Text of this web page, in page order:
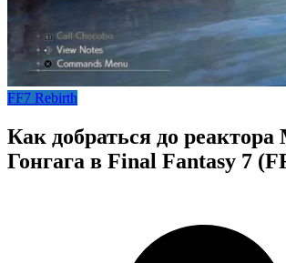
FF7 Rebirth
Как добраться до
Гонгага в Final Fantasy 7